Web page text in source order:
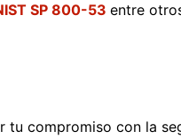
SP 800-53 entre
tu compromiso con la